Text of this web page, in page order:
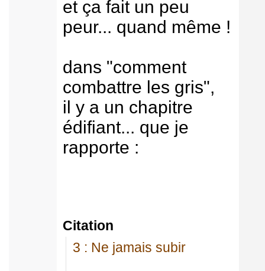
et ça fait un peu
peur... quand même !
dans "comment
combattre les gris",
il y a un chapitre
édifiant... que je
rapporte :
Citation
3 : Ne jamais subir